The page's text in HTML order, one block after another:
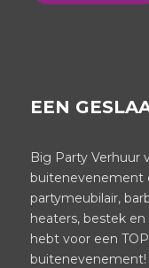
EEN
Big Party Verhuur
buitenevenement
partymeubilair,
heaters, bestek
hebt voor een
buitenevenement!